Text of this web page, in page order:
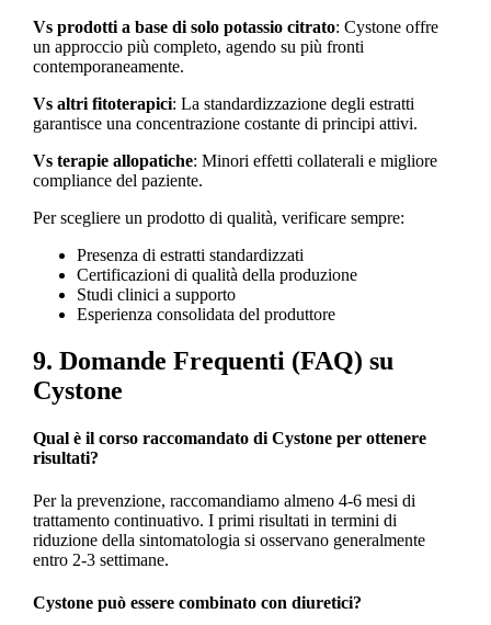
Vs prodotti a base di solo potassio citrato: Cystone offre
un approccio più completo, agendo su più fronti
contemporaneamente.
Vs altri fitoterapici: La standardizzazione degli estratti
garantisce una concentrazione costante di principi attivi.
Vs terapie allopatiche: Minori effetti collaterali e migliore
compliance del paziente.
Per scegliere un prodotto di qualità, verificare sempre:
Presenza di estratti standardizzati
Certificazioni di qualità della produzione
Studi clinici a supporto
Esperienza consolidata del produttore
9. Domande Frequenti (FAQ) su
Cystone
Qual è il corso raccomandato di Cystone per ottenere
risultati?
Per la prevenzione, raccomandiamo almeno 4-6 mesi di
trattamento continuativo. I primi risultati in termini di
riduzione della sintomatologia si osservano generalmente
entro 2-3 settimane.
Cystone può essere combinato con diuretici?